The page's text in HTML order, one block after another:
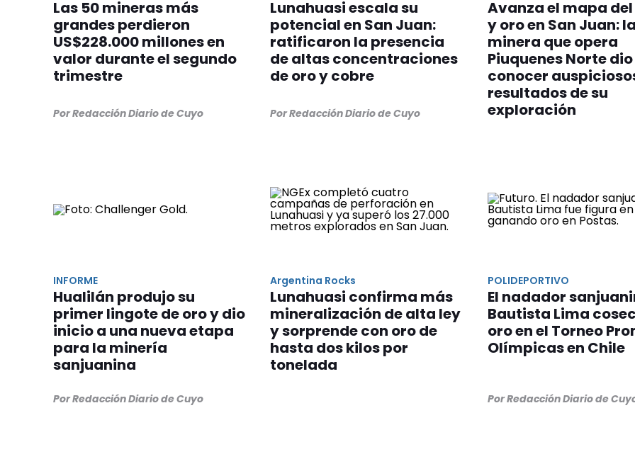
Las 50 mineras más
grandes perdieron
US$228.000 millones en
valor durante el segundo
trimestre
Por Redacción Diario de Cuyo
Lunahuasi escala su
potencial en San Juan:
ratificaron la presencia
de altas concentraciones
de oro y cobre
Por Redacción Diario de Cuyo
Avanza el mapa
y oro en San Juan: la
minera que opera
Piuquenes Norte
conocer
resultados de su
exploración
INFORME
Hualilán produjo su
primer lingote de oro y dio
inicio a una nueva etapa
para la minería
sanjuanina
Por Redacción Diario de Cuyo
Argentina Rocks
Lunahuasi confirma más
mineralización de alta ley
y sorprende con oro de
hasta dos kilos por
tonelada
POLIDEPORTIVO
El nadador
Bautista Lima
oro en el Torneo
Olímpicas en Chile
Por Redacción Diario de